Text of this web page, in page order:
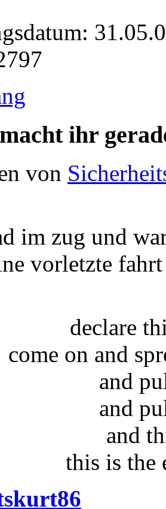
ihr
von
im zug und
vorletzte
declare
come on and
and
and
and
this is the